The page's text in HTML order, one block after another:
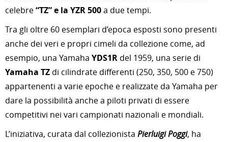
celebre“TZ” e la YZR 500a due tempi.
Tra gli oltre 60 esemplari d’epoca esposti sono presenti
anche dei veri e propri cimeli da collezione come, ad
esempio, una Yamaha YDS1R del 1959, una serie di
Yamaha TZ di cilindrate differenti (250, 350, 500 e 750)
appartenenti a varie epoche e realizzate da Yamaha per
dare la possibilità anche a piloti privati di essere
competitivi nei vari campionati nazionali e mondiali.
L’iniziativa, curata dal collezionista Pierluigi Poggi, ha